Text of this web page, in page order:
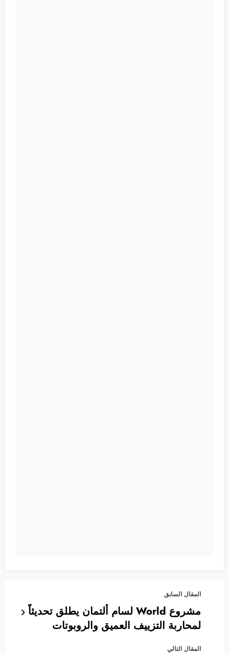
المقال السابق
مشروع World لسام ألتمان يطلق تحديثاً
لمحاربة التزييف العميق والروبوتات
المقال التالي